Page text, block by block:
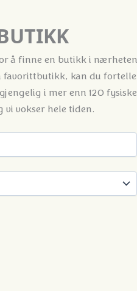
å finne en butikk i nærheten
favorittbutikk, kan du fortelle
i mer enn 120 fysiske
vi vokser hele tiden.